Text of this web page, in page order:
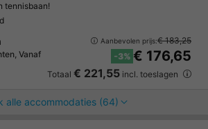
tennisbaan!
Vanaf
Aanbevolen prijs:€ 183,25
-3% € 176,65
Totaal € 221,55 incl. toeslagen
alle accommodaties (64)